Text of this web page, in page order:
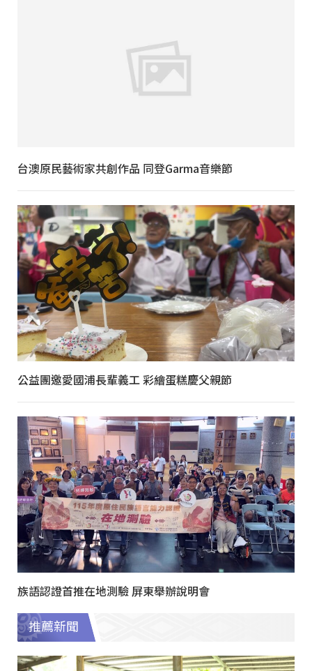
台澳原民藝術家共創作品 同登Garma音樂節
公益團邀愛國浦長輩義工 彩繪蛋糕慶父親節
族語認證首推在地測驗 屏東舉辦說明會
推薦新聞